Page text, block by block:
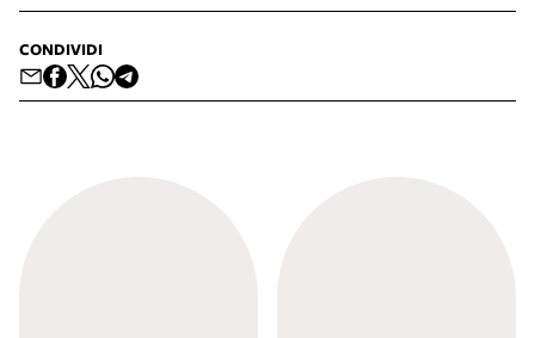
CONDIVIDI